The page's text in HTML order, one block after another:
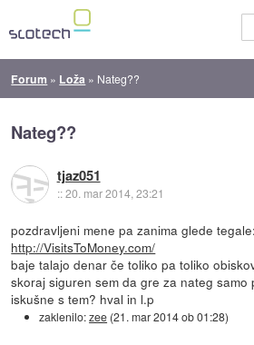
Forum » Loža » Nateg??
Nateg??
tjaz051
::20. mar 2014, 23:21
pozdravljeni mene pa zanima glede tegale:
http://VisitsToMoney.com/
baje talajo denar če toliko pa toliko
skoraj siguren sem da gre za nateg samo
iskušne s tem? hval in l.p
zaklenilo:zee (21. mar 2014 ob 01:28)